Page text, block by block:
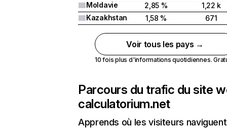
Moldavie
2,85 %
1,22 k
Kazakhstan
1,58 % 671
Voir tous les pays →
10 fois plus d'informations quotidiennes.
Parcours du trafic du site
calculatorium.net
Apprends où les visiteurs naviguent